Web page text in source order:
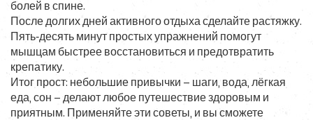
болей в спине.
После долгих дней активного отдыха сделайте растяжку.
Пять‑десять минут простых упражнений помогут
мышцам быстрее восстановиться и предотвратить
крепатику.
Итог прост: небольшие привычки – шаги, вода, лёгкая
еда, сон – делают любое путешествие здоровым и
приятным. Применяйте эти советы, и вы сможете